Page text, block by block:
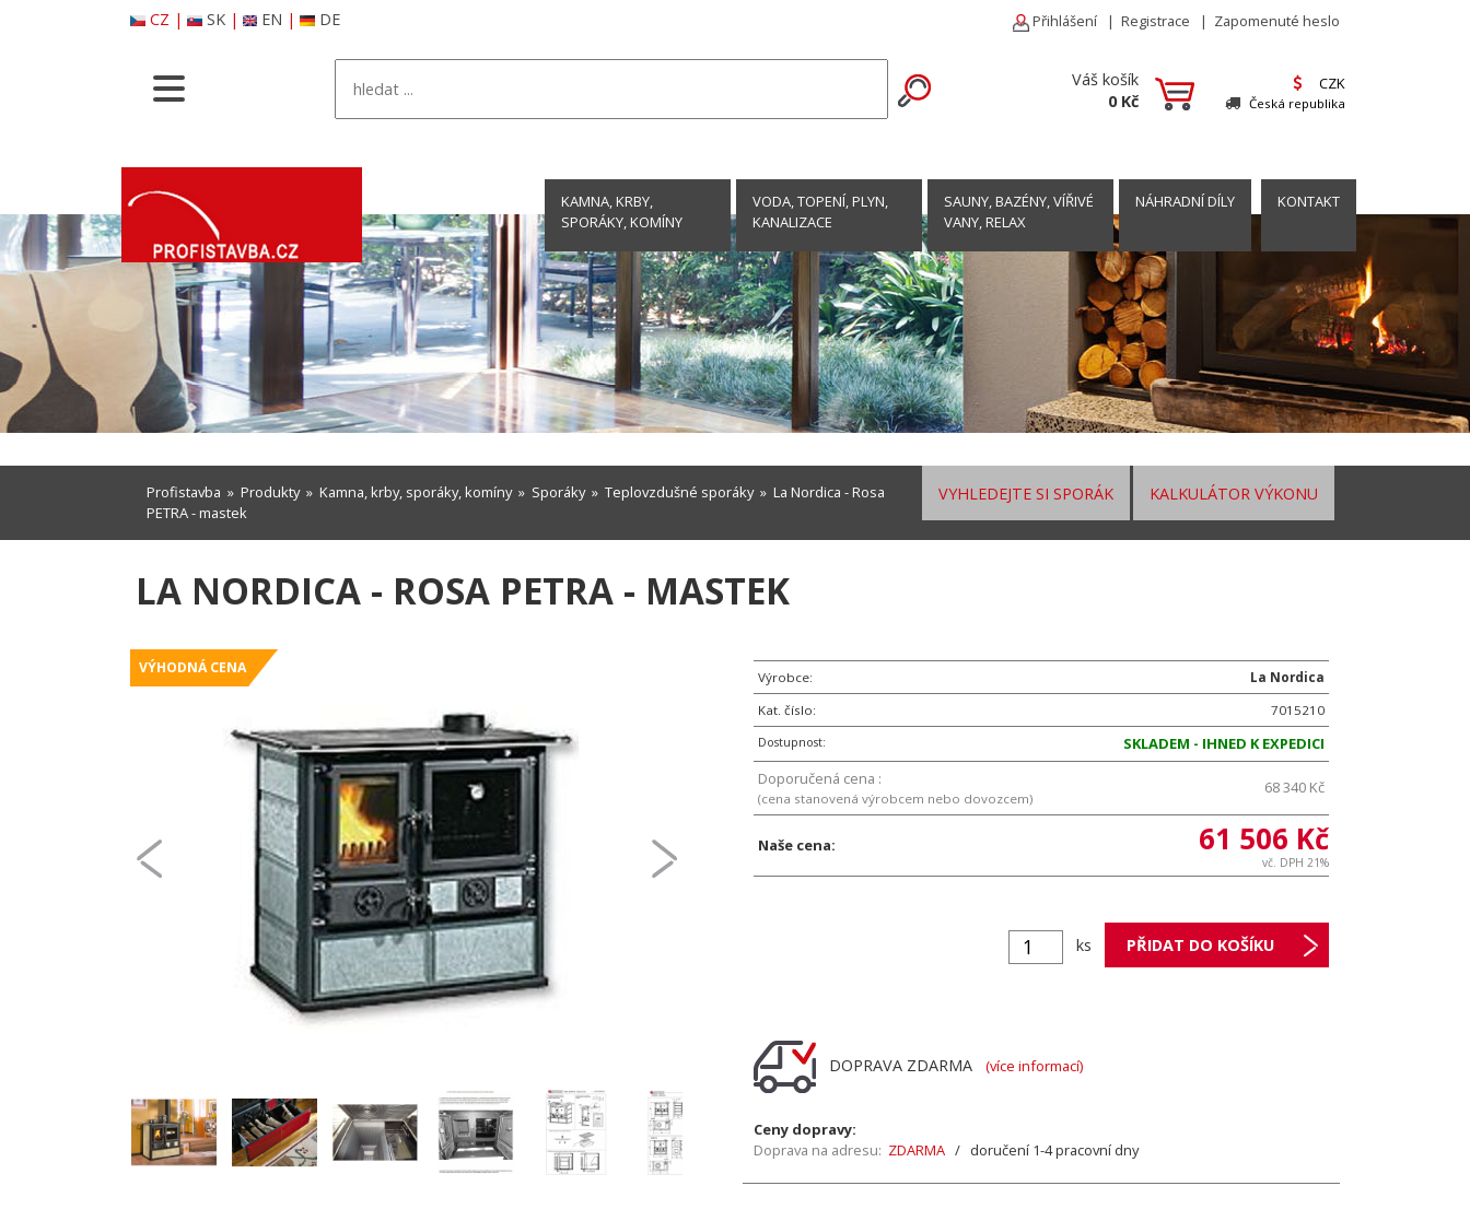
CZ | SK| EN | DE Přihlášení | Registrace | Zapomenuté heslo
Váš košík
0 Kč
CZK
Česká republika
KAMNA, KRBY,
SPORÁKY, KOMÍNY
VODA, TOPENÍ, PLYN,
KANALIZACE
SAUNY, BAZÉNY, VÍŘIVÉ
VANY, RELAX
NÁHRADNÍ DÍLY KONTAKT
KALKULÁTOR VÝKONU
VYHLEDEJTE SI SPORÁK
Profistavba » Produkty» Kamna, krby, sporáky, komíny» Sporáky» Teplovzdušné sporáky» La Nordica - Rosa
PETRA - mastek
LA NORDICA - ROSA PETRA - MASTEK
VÝHODNÁ CENA
Výrobce:
La Nordica
Kat. číslo:
7015210
Dostupnost:
SKLADEM - IHNED K EXPEDICI
Doporučená cena :
(cena stanovená výrobcem nebo dovozcem)
68 340 Kč
Naše cena: 61 506 Kč
vč. DPH 21%
ks
DOPRAVA ZDARMA (více informací)
Ceny dopravy:
Doprava na adresu: ZDARMA / doručení 1-4 pracovní dny